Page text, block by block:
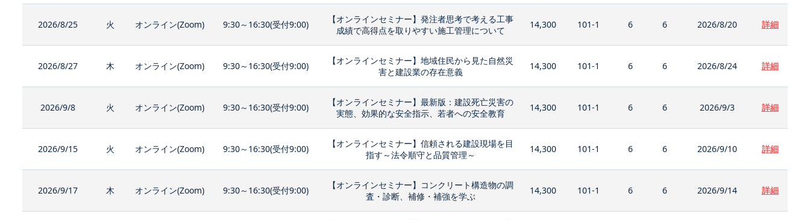
2026/8/25 火 オンライン(Zoom) 9:30～16:30(受付9:00)
【オンラインセミナー】発注者思考で考える工事
成績で高得点を取りやすい施工管理について
14,300 101-1 6 6 2026/8/20 詳細
2026/8/27 木 オンライン(Zoom) 9:30～16:30(受付9:00)
【オンラインセミナー】地域住民から見た自然災
害と建設業の存在意義
14,300 101-1 6 6 2026/8/24 詳細
2026/9/8 火 オンライン(Zoom) 9:30～16:30(受付9:00)
【オンラインセミナー】最新版：建設死亡災害の
実態、効果的な安全指示、若者への安全教育
14,300 101-1 6 6 2026/9/3 詳細
2026/9/15 火 オンライン(Zoom) 9:30～16:30(受付9:00)
【オンラインセミナー】信頼される建設現場を目
指す～法令順守と品質管理～
14,300 101-1 6 6 2026/9/10 詳細
2026/9/17 木 オンライン(Zoom) 9:30～16:30(受付9:00)
【オンラインセミナー】コンクリート構造物の調
査・診断、補修・補強を学ぶ
14,300 101-1 6 6 2026/9/14 詳細